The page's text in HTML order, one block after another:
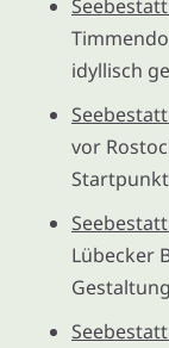
idyllisch
vor
Lübecker